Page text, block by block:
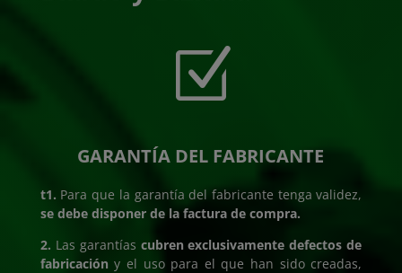
Z
GARANTÍA DEL FABRICANTE
t1. Para que la garantía del fabricante tenga validez,
se debe disponer de la factura de compra.
2. Las garantías cubren exclusivamente defectos de
fabricación y el uso para el que han sido creadas,